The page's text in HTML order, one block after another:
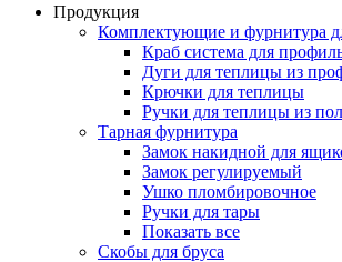
Продукция
Комплектующие и фурнитура
Краб система для
Дуги для теплицы из
Крючки для теплицы
Ручки для теплицы из
Тарная фурнитура
Замок накидной для
Замок регулируемый
Ушко пломбировочное
Ручки для тары
Показать все
Скобы для бруса